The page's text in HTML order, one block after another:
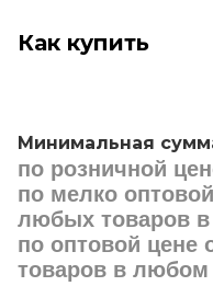
Как купить
Минимальная
по розничной
по мелко
любых товаров
по оптовой
товаров в любом